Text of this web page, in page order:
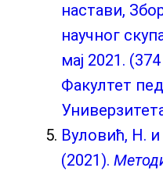
настави,
научног
мај 2021.
Факултет
Вуловић, Н. и
(2021).